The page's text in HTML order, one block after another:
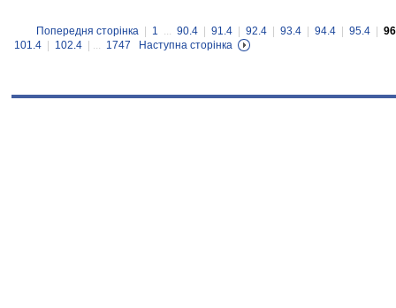
Попередня сторінка 1 ... 90.4 91.4 92.4 93.4 94.4 95.4
101.4
102.4 | ... 1747 Наступна сторінка